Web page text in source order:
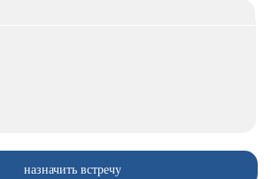
назначить встречу